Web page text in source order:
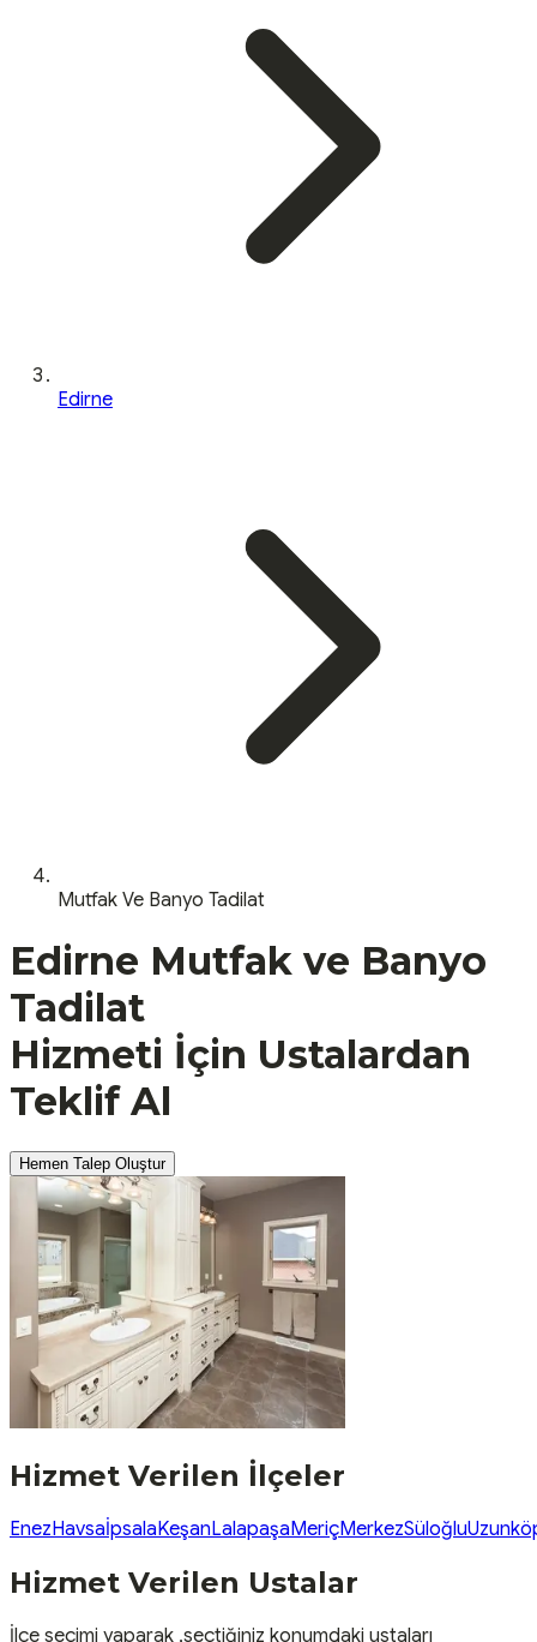
Edirne
Mutfak Ve Banyo Tadilat
Edirne Mutfak ve Banyo
Tadilat
Hizmeti İçin Ustalardan
Teklif Al
Hemen Talep Oluştur
Hizmet Verilen İlçeler
EnezHavsaİpsalaKeşanLalapaşaMeriçMerkezSüloğlu
Hizmet Verilen Ustalar
İlçe seçimi yaparak ,seçtiğiniz konumdaki ustaları